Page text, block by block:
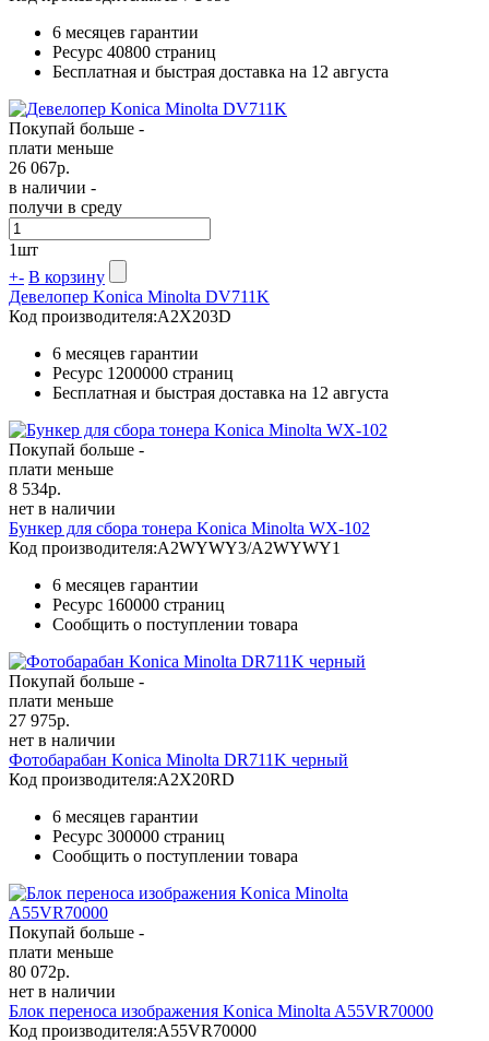
6 месяцев гарантии
Ресурс 40800 страниц
Бесплатная и быстрая доставка на 12 августа
Покупай больше -
плати меньше
26 067р.
в наличии -
получи в среду
1шт
+- В корзину
Девелопер Konica Minolta DV711K
Код производителя:A2X203D
6 месяцев гарантии
Ресурс 1200000 страниц
Бесплатная и быстрая доставка на 12 августа
Покупай больше -
плати меньше
8 534р.
нет в наличии
Бункер для сбора тонера Konica Minolta WX-102
Код производителя:A2WYWY3/A2WYWY1
6 месяцев гарантии
Ресурс 160000 страниц
Сообщить о поступлении товара
Покупай больше -
плати меньше
27 975р.
нет в наличии
Фотобарабан Konica Minolta DR711K черный
Код производителя:A2X20RD
6 месяцев гарантии
Ресурс 300000 страниц
Сообщить о поступлении товара
Покупай больше -
плати меньше
80 072р.
нет в наличии
Блок переноса изображения Konica Minolta A55VR70000
Код производителя:A55VR70000